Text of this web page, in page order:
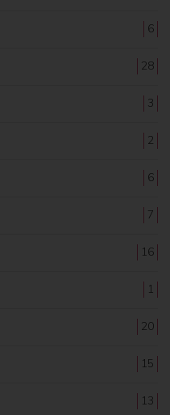
6
28
3
2
6
7
16
1
20
15
13